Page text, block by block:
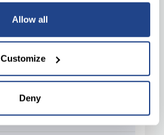
Allow all
Customize
Deny